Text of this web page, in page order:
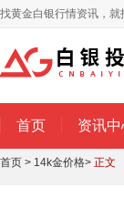
找黄金白银行情资讯，就
首页 资讯
首页 > 14k金价格> 正文